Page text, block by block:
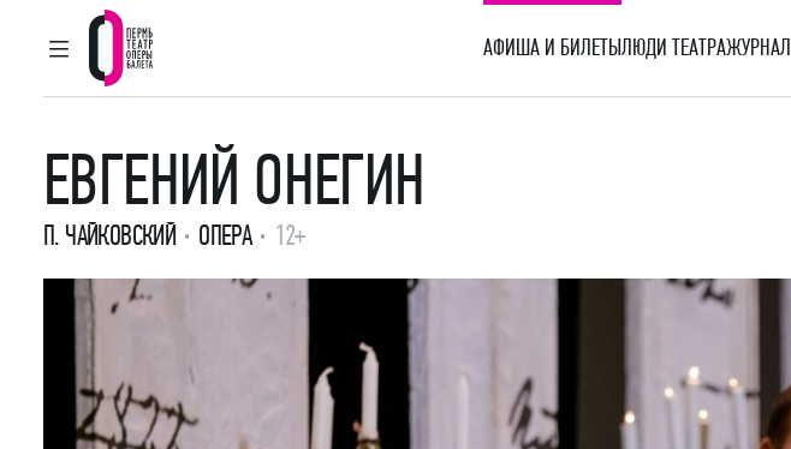
ГЛАВНОЕ МЕНЮ
Пермский театр оперы и балета
АФИША И БИЛЕТЫЛЮДИ ТЕАТРАЖУРНАЛ
ЕВГЕНИЙ ОНЕГИН
П. ЧАЙКОВСКИЙ ОПЕРА 12+